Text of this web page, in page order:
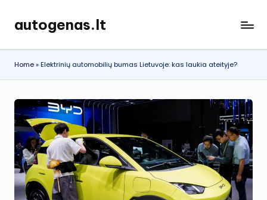
Skip
content
autogenas.lt
Home»Elektrinių automobilių bumas Lietuvoje: kas laukia ateityje?